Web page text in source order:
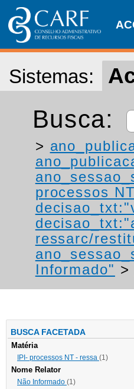
Sistemas:
Busca:
>
processos
ressarc/
Informado" >
BUSCA FACETADA
Matéria
IPI- processos NT - ressa (1)
Nome Relator
Não Informado (1)